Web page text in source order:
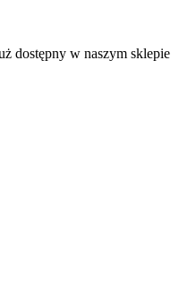
dostępny w naszym sklepie